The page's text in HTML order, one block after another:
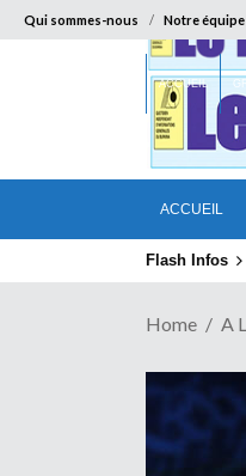
Qui sommes-nous Notre équipe
ACCUEIL
ACCUEIL
Flash Infos
Home A